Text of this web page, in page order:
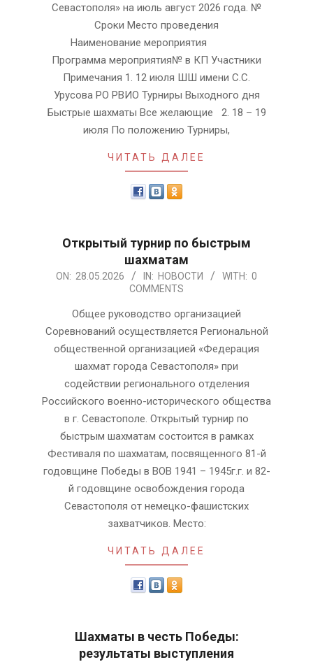
Севастополя» на июль август 2026 года. №
Сроки Место проведения
Наименование мероприятия
Программа мероприятия№ в КП Участники
Примечания 1. 12 июля ШШ имени С.С.
Урусова РО РВИО Турниры Выходного дня
Быстрые шахматы Все желающие 2. 18 – 19
июля По положению Турниры,
ЧИТАТЬ ДАЛЕЕ
Открытый турнир по быстрым
шахматам
2026-
ON: 28.05.2026 IN: НОВОСТИ WITH: 0
COMMENTS
Общее руководство организацией
Соревнований осуществляется Региональной
общественной организацией «Федерация
шахмат города Севастополя» при
содействии регионального отделения
Российского военно-исторического общества
в г. Севастополе. Открытый турнир по
быстрым шахматам состоится в рамках
Фестиваля по шахматам, посвященного 81-й
годовщине Победы в ВОВ 1941 – 1945г.г. и 82-
й годовщине освобождения города
Севастополя от немецко-фашистских
захватчиков. Место:
ЧИТАТЬ ДАЛЕЕ
Шахматы в честь Победы:
результаты выступления